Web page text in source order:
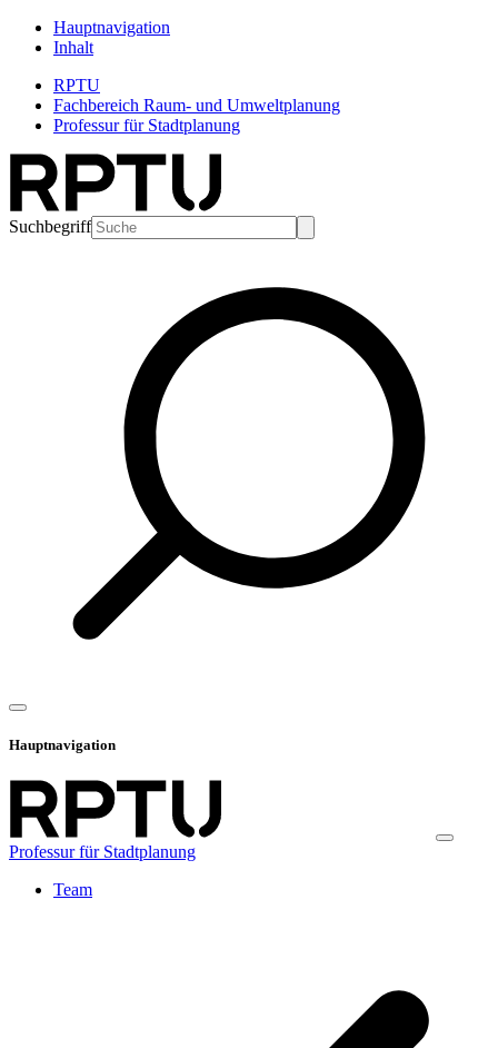
Hauptnavigation
Inhalt
RPTU
Fachbereich Raum- und Umweltplanung
Professur für Stadtplanung
Suchbegriff
Hauptnavigation
Professur für Stadtplanung
Team